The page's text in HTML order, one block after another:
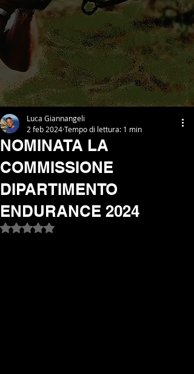
NOMINATA LA
COMMISSIONE
DIPARTIMENTO
ENDURANCE 2024
Luca Giannangeli
2 feb 2024Tempo di lettura: 1 min
Valutazione NaN stelle su 5.